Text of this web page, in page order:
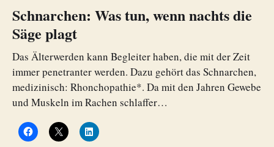
Schnarchen: Was tun, wenn nachts die
Säge plagt
Das Älterwerden kann Begleiter haben, die mit der Zeit
immer penetranter werden. Dazu gehört das Schnarchen,
medizinisch: Rhonchopathie*. Da mit den Jahren Gewebe
und Muskeln im Rachen schlaffer…